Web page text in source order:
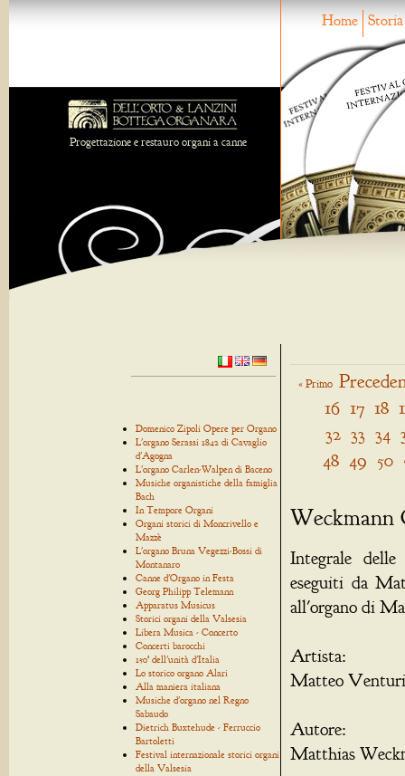
Home Storia
Progettazione e restauro organi a canne
Domenico Zipoli Opere per Organo
L'organo Serassi 1842 di Cavaglio
d'Agogna
L'organo Carlen-Walpen di Baceno
Musiche organistiche della famiglia
Bach
In Tempore Organi
Organi storici di Moncrivello e
Mazzè
L'organo Bruna Vegezzi-Bossi di
Montanaro
Canne d'Organo in Festa
Georg Philipp Telemann
Apparatus Musicus
Storici organi della Valsesia
Libera Musica - Concerto
Concerti barocchi
150° dell'unità d'Italia
Lo storico organo Alari
Alla maniera italiana
Musiche d'organo nel Regno
Sabaudo
Dietrich Buxtehude - Ferruccio
Bartoletti
Festival internazionale storici organi
della Valsesia
« Primo
16 17 18
32 33 34
48 49 50
Weckmann
Integrale
eseguiti da
all'organo di
Artista:
Matteo
Autore:
Matthias